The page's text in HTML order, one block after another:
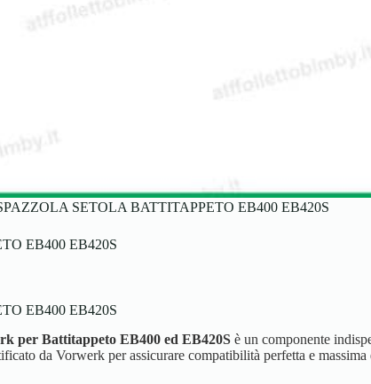
SETOLA BATTITAPPETO EB400 EB420S
EB400 EB420S
EB400 EB420S
per Battitappeto EB400 ed EB420S è un componente
da Vorwerk per assicurare compatibilità perfetta e